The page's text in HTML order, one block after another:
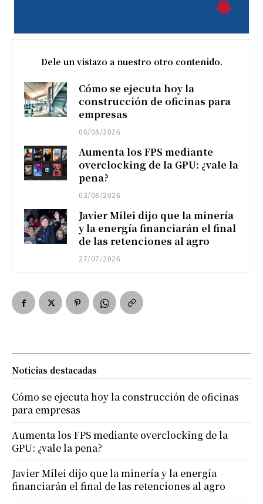
Dele un vistazo a nuestro otro contenido.
Cómo se ejecuta hoy la
construcción de oficinas para
empresas
06/08/2026
Aumenta los FPS mediante
overclocking de la GPU: ¿vale la
pena?
03/08/2026
Javier Milei dijo que la minería
y la energía financiarán el final
de las retenciones al agro
27/07/2026
Noticias destacadas
Cómo se ejecuta hoy la construcción de oficinas
para empresas
Aumenta los FPS mediante overclocking de la
GPU: ¿vale la pena?
Javier Milei dijo que la minería y la energía
financiarán el final de las retenciones al agro